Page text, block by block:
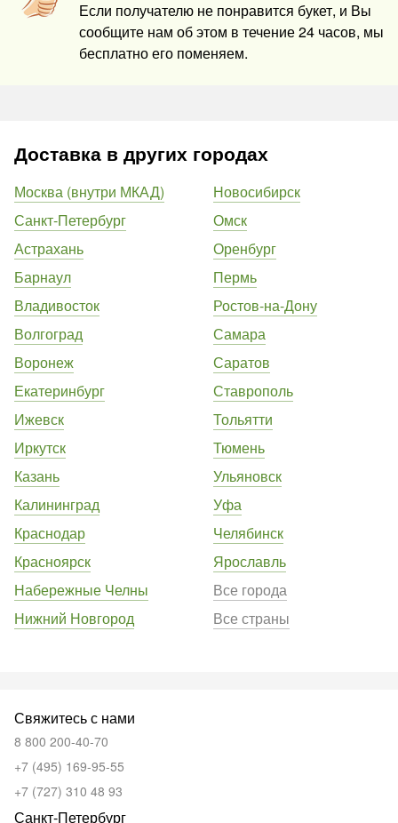
Если получателю не понравится букет, и Вы
сообщите нам об этом в течение 24 часов, мы
бесплатно его поменяем.
Доставка в других городах
Москва (внутри МКАД)
Санкт-Петербург
Астрахань
Барнаул
Владивосток
Волгоград
Воронеж
Екатеринбург
Ижевск
Иркутск
Казань
Калининград
Краснодар
Красноярск
Набережные Челны
Нижний Новгород
Новосибирск
Омск
Оренбург
Пермь
Ростов-на-Дону
Самара
Саратов
Ставрополь
Тольятти
Тюмень
Ульяновск
Уфа
Челябинск
Ярославль
Все города
Все страны
Свяжитесь с нами
8 800 200-40-70
+7 (495) 169-95-55
+7 (727) 310 48 93
Санкт-Петербург